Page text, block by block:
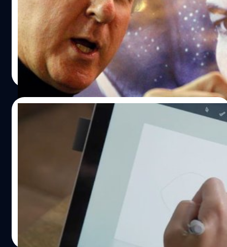
สำหรับผู้ที่เล่นโซเชี่ยลบ่อยๆ ที่ต้องเลื่อนหน้าจออยู่ตลอดเวลา
เจ้า ProMotion นี้จะช่วยลดภาวะภาพเบลอขณะเลื่อนหน้าจอ
ให้ลดลง ทำให้แสดงผลภาพที่ลื่นไหลมากขึ้น ทั้งนี้ก็จะได้ทีม
งาน Apple Neural Engine มาช่วยจัดการในเรื่องนี้ด้วยครับ…
เจมส์ คาเมรอน ผู้กำกับหนังคนดังยืนยันว่าเขายังคงลุยโปร
เจ็กต์พัฒนาหาแนวทางที่คนดูหนังสามารถดูหนัง 3 มิติในโรง
ภาพยนตร์ได้โดยไม่ต้องสวมแว่น 3 มิติ และมีความเป็นไปได้
ว่าจะได้เห็นนวัตกรรมใหม่นี้จาก Avatar ภาคต่อไป 'ผมกำลัง
พยายามผลักดัน ไม่เพียงแค่เรื่องเครื่องไม้เครื่องมือการถ่าย
ทำที่ดีขึ้น, กระบวนการทำงานในกองถ่าย, การถ่ายทำในเฟรม
เรตที่สูงขึ้นเท่านั้น แต่ผมยังมองถึงการพัฒนาการฉาย
ภาพยนตร์ที่มีประสิทธิภาพมากขึ้น และแน่นอนว่าเมื่อถึงตอน
นั้นจะไม่ต้องใช้แว่น 3 มิติมาดูหนังอีกต่อไป ผมมั่นใจว่ามันเกิด
ขึ้นแน่นอน' เป็นที่ทราบกันอยู่แล้วว่า เจมส์ คาเมรอน นั้นขึ้นชื่อ
ลือชาในเรื่องของการพยายามใส่นวัตกรรมใหม่ ๆ ให้วงการ
ภาพยนตร์มาตลอด โดยเฉพาะปรากฏการณ์เทคโนโลยีที่
ทำให้ Avatar กลายเป็นภาพยนตร์ที่ฉายในระบบ IMAX3D
เต็มรูปแบบครั้งแรกของโลก ซึ่งล่าสุดบริษัทผลิตภาพยนตร์
ของเขา Lightstorm Entertainment นั้นเพิ่งต่อสัญญากับ
Christie Digital Systems เตรียมจะนำเทคโนโลยี RGB laser
projection มาใช้พัฒนาใน Avatar ภาคต่อไป โดยคาดว่านี่จะ
เป็นหนัง 3 มิติเรื่องแรกที่ไม่ต้องใช้แว่น 3 มิติอีกต่อไป สำหรับ
Avatar ภาค 2 นั้นเตรียมจะเปิดกล้องถ่ายทำกันในเดือน
กันยายนที่จะถึงนี้ โดยจะเป็นการถ่ายทำต่อเนื่องในภาค…
ณัฐพันธ์ ส่งวิรุฬห์| 3320 days ago
Read More
Microsoft จ่ออัพเลเวลโปรแกรม Paint ใน
Windows 10 สร้างงาน 3D ได้
Microsoft เตรียมจะเพิ่มความสามารถใหม่ให้กับโปรแกรม
วาดรูปสามัญประจำบ้านที่เราคุ้นเคยกันอย่าง Paint บน
Windows 10 โดยเฉพาะการสร้างชิ้นงานระดับ 3 มิติ คาดว่า
จะมีการเปิดเผยรายละเอียดในช่วงปลายเดือนนี้
ณัฐพันธ์ ส่งวิรุฬห์ | 3587 days ago